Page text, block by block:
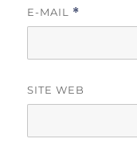
E-MAIL *
SITE WEB